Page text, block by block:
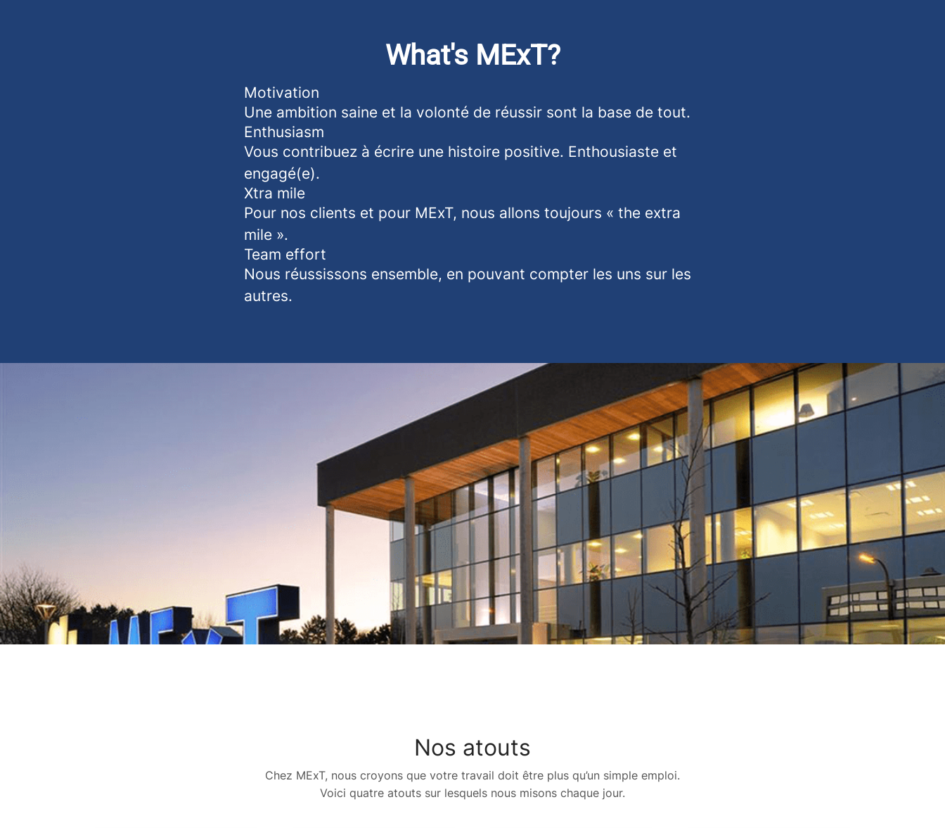
What's MExT?
Motivation
Une ambition saine et la volonté de réussir sont la base de tout.
Enthusiasm
Vous contribuez à écrire une histoire positive. Enthousiaste et
engagé(e).
Xtra mile
Pour nos clients et pour MExT, nous allons toujours « the extra
mile ».
Team effort
Nous réussissons ensemble, en pouvant compter les uns sur les
autres.
Nos atouts
Chez MExT, nous croyons que votre travail doit être plus qu’un simple emploi.
Voici quatre atouts sur lesquels nous misons chaque jour.